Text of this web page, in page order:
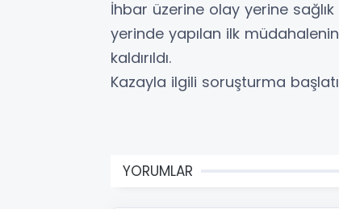
İhbar üzerine olay yerine
yerinde yapılan ilk
kaldırıldı.
Kazayla ilgili soruşturma
YORUMLAR